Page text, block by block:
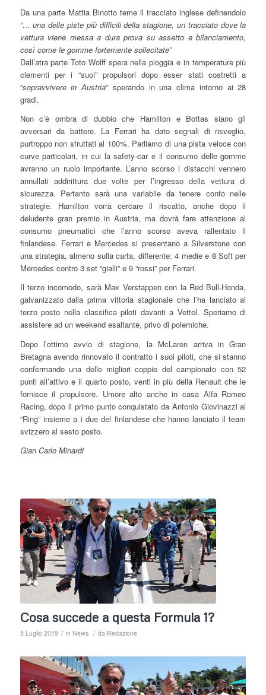
Da una parte Mattia Binotto teme il tracciato inglese definendolo
“… una delle piste più difficili della stagione, un tracciato dove la
vettura viene messa a dura prova su assetto e bilanciamento,
così come le gomme fortemente sollecitate”
Dall’atra parte Toto Wolff spera nella pioggia e in temperature più
clementi per i “suoi” propulsori dopo esser stati costretti a
“sopravvivere in Austria” sperando in una clima intorno ai 28
gradi.
Non c’è ombra di dubbio che Hamilton e Bottas siano gli
avversari da battere. La Ferrari ha dato segnali di risveglio,
purtroppo non sfruttati al 100%. Parliamo di una pista veloce con
curve particolari, in cui la safety-car e il consumo delle gomme
avranno un ruolo importante. L’anno scorso i distacchi vennero
annullati addirittura due volte per l’ingresso della vettura di
sicurezza. Pertanto sarà una variabile da tenere conto nelle
strategie. Hamilton vorrà cercare il riscatto, anche dopo il
deludente gran premio in Austria, ma dovrà fare attenzione al
consumo pneumatici che l’anno scorso aveva rallentato il
finlandese. Ferrari e Mercedes si presentano a Silverstone con
una strategia, almeno sulla carta, differente: 4 medie e 8 Soft per
Mercedes contro 3 set “gialli” e 9 “rossi” per Ferrari.
Il terzo incomodo, sarà Max Verstappen con la Red Bull-Honda,
galvanizzato dalla prima vittoria stagionale che l’ha lanciato al
terzo posto nella classifica piloti davanti a Vettel. Speriamo di
assistere ad un weekend esaltante, privo di polemiche.
Dopo l’ottimo avvio di stagione, la McLaren arriva in Gran
Bretagna avendo rinnovato il contratto i suoi piloti, che si stanno
confermando una delle migliori coppie del campionato con 52
punti all’attivo e il quarto posto, venti in più della Renault che le
fornisce il propulsore. Umore alto anche in casa Alfa Romeo
Racing, dopo il primo punto conquistato da Antonio Giovinazzi al
“Ring” insieme a i due del finlandese che hanno lanciato il team
svizzero al sesto posto.
Gian Carlo Minardi
Cosa succede a questa Formula 1?
5 Luglio 2019 / in News / da Redazione